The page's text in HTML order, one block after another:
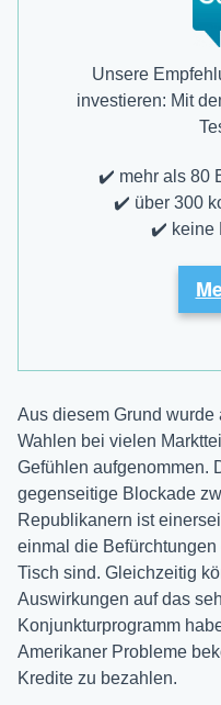
Unsere
investieren: Mit
✔️ mehr als 80
✔️ über 300
✔️ keine
Aus diesem Grund
Wahlen bei vielen
Gefühlen aufgenommen.
gegenseitige Blockade
Republikanern ist
einmal die
Tisch sind. Gleichzeitig
Auswirkungen auf das
Konjunkturprogramm
Amerikaner Probleme
Kredite zu bezahlen.